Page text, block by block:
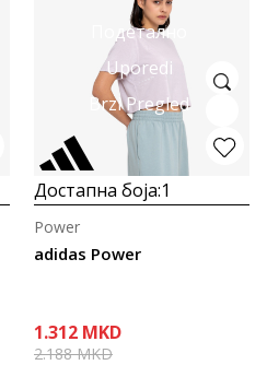
Подетално
Uporedi
Brzi Pregled
Достапна боја:1
adidas Power
Power
1.312 MKD
2.188MKD